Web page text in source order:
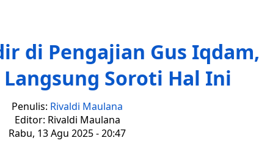
di Pengajian Gus Iqdam,
Soroti Hal Ini
Penulis: Rivaldi Maulana
Editor: Rivaldi Maulana
Rabu, 13 Agu 2025 - 20:47